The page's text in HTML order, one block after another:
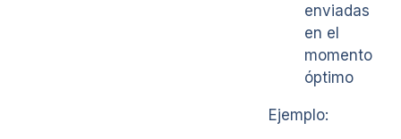
enviadas
en el
momento
óptimo
Ejemplo: